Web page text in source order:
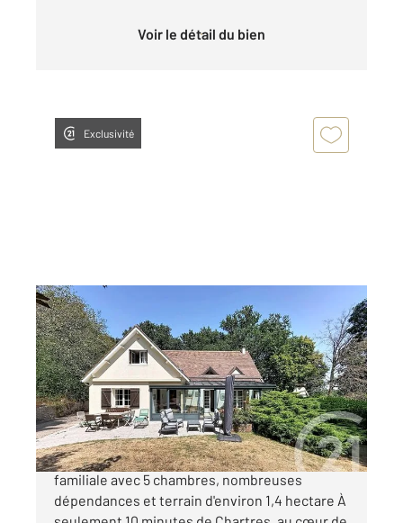
Voir le détail du bien
Exclusivité
CHARTRES 28
197 m2, 7 pièces
Ref : 28268
Maison à vendre
449 900 €
EXCLUSIVITÉ À 10 minutes de Chartres Maison
familiale avec 5 chambres, nombreuses
dépendances et terrain d'environ 1,4 hectare À